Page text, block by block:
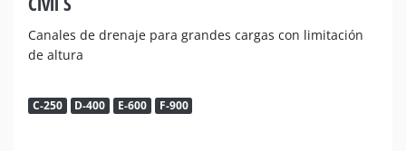
Canales de drenaje para grandes cargas con limitación
de altura
C-250 D-400 E-600 F-900